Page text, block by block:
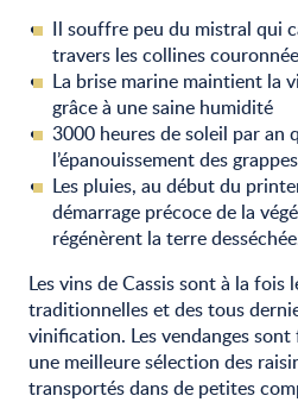
Il souffre peu du mistral qui
travers les collines
La brise marine maintient la
grâce à une saine humidité
3000 heures de soleil par an
l’épanouissement des
Les pluies, au début du
démarrage précoce de la
régénèrent la terre
Les vins de Cassis sont à la
traditionnelles et des tous
vinification. Les vendanges
une meilleure sélection des
transportés dans de petites